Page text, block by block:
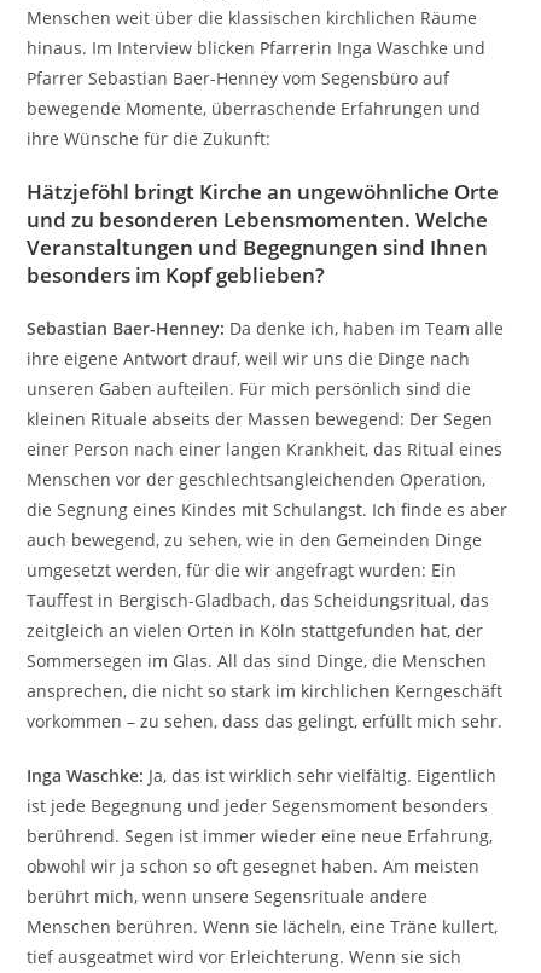
Menschen weit über die klassischen kirchlichen Räume
hinaus. Im Interview blicken Pfarrerin Inga Waschke und
Pfarrer Sebastian Baer-Henney vom Segensbüro auf
bewegende Momente, überraschende Erfahrungen und
ihre Wünsche für die Zukunft:
Hätzjeföhl bringt Kirche an ungewöhnliche Orte
und zu besonderen Lebensmomenten. Welche
Veranstaltungen und Begegnungen sind Ihnen
besonders im Kopf geblieben?
Sebastian Baer-Henney: Da denke ich, haben im Team alle
ihre eigene Antwort drauf, weil wir uns die Dinge nach
unseren Gaben aufteilen. Für mich persönlich sind die
kleinen Rituale abseits der Massen bewegend: Der Segen
einer Person nach einer langen Krankheit, das Ritual eines
Menschen vor der geschlechtsangleichenden Operation,
die Segnung eines Kindes mit Schulangst. Ich finde es aber
auch bewegend, zu sehen, wie in den Gemeinden Dinge
umgesetzt werden, für die wir angefragt wurden: Ein
Tauffest in Bergisch-Gladbach, das Scheidungsritual, das
zeitgleich an vielen Orten in Köln stattgefunden hat, der
Sommersegen im Glas. All das sind Dinge, die Menschen
ansprechen, die nicht so stark im kirchlichen Kerngeschäft
vorkommen – zu sehen, dass das gelingt, erfüllt mich sehr.
Inga Waschke: Ja, das ist wirklich sehr vielfältig. Eigentlich
ist jede Begegnung und jeder Segensmoment besonders
berührend. Segen ist immer wieder eine neue Erfahrung,
obwohl wir ja schon so oft gesegnet haben. Am meisten
berührt mich, wenn unsere Segensrituale andere
Menschen berühren. Wenn sie lächeln, eine Träne kullert,
tief ausgeatmet wird vor Erleichterung. Wenn sie sich